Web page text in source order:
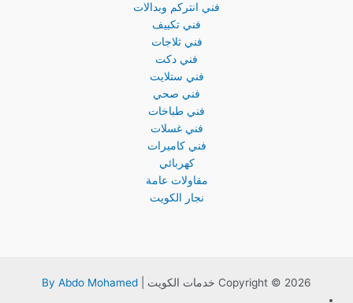
فني انتركم وبدالات
فني تكييف
فني ثلاجات
فني دكت
فني ستلايت
فني صحي
فني طباخات
فني غسلات
فني كاميرات
كهربائي
مقاولات عامة
نجار الكويت
Copyright © 2026 خدمات الكويت | By Abdo Mohamed